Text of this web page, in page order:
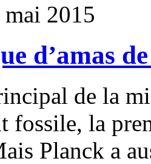
mai 2015
d’amas
de la
fossile, la
Planck a